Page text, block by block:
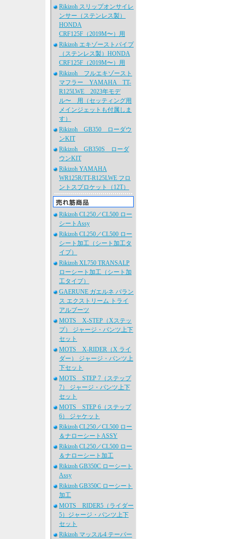
Rikizoh スリップオンサイレ
ンサー（ステンレス製）
HONDA
CRF125F（2019M〜）用
Rikizoh エキゾーストパイプ
（ステンレス製）HONDA
CRF125F（2019M〜）用
Rikizoh フルエキゾースト
マフラー YAMAHA TT-
R125LWE 2023年モデ
ル〜 用（セッティング用
メインジェットも付属しま
す）
Rikizoh GB350 ローダウ
ンKIT
Rikizoh GB350S ローダ
ウンKIT
Rikizoh YAMAHA
WR125R/TT-R125LWE フロ
ントスプロケット（12T）
Rikizoh CL250／CL500 ロー
シートAssy
Rikizoh CL250／CL500 ロー
シート加工（シート加工タ
イプ）
Rikizoh XL750 TRANSALP
ローシート加工（シート加
工タイプ）
GAERUNE ガエルネ バラン
ス エクストリーム トライ
アルブーツ
MOTS X-STEP（Xステッ
プ） ジャージ・パンツ上下
セット
MOTS X-RIDER（X ライ
ダー） ジャージ・パンツ上
下セット
MOTS STEP 7（ステップ
7） ジャージ・パンツ上下
セット
MOTS STEP 6（ステップ
6） ジャケット
Rikizoh CL250／CL500 ロー
＆ナローシートASSY
Rikizoh CL250／CL500 ロー
＆ナローシート加工
Rikizoh GB350C ローシート
Assy
Rikizoh GB350C ローシート
加工
MOTS RIDER5（ライダー
5）ジャージ・パンツ上下
セット
Rikizoh マッスル4 テーパー